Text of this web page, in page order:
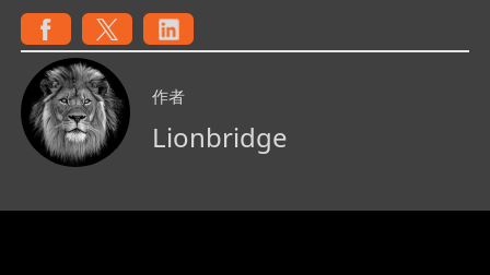
作者
Lionbridge